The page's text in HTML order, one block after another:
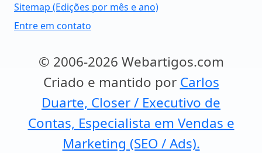
Sitemap (Edições por mês e ano)
Entre em contato
© 2006-2026 Webartigos.com
Criado e mantido por Carlos
Duarte, Closer / Executivo de
Contas, Especialista em Vendas e
Marketing (SEO / Ads).